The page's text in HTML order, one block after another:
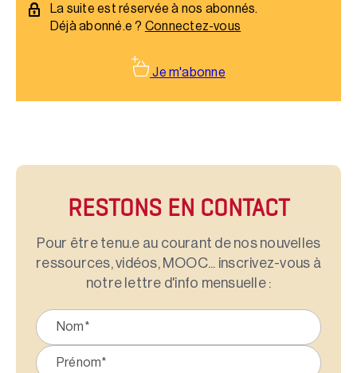
La suite est réservée à nos abonnés.
Déjà abonné.e ? Connectez-vous
Je m'abonne
RESTONS EN CONTACT
Pour être tenu.e au courant de nos nouvelles
ressources, vidéos, MOOC... inscrivez-vous à
notre lettre d'info mensuelle :